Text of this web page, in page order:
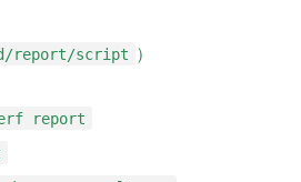
report/script ）
report